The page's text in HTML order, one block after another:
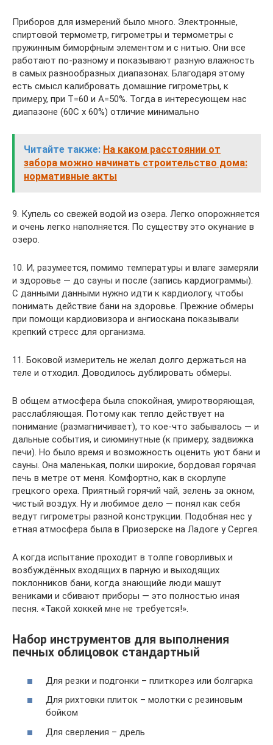
Приборов для измерений было много. Электронные,
спиртовой термометр, гигрометры и термометры с
пружинным биморфным элементом и с нитью. Они все
работают по-разному и показывают разную влажность
в самых разнообразных диапазонах. Благодаря этому
есть смысл калибровать домашние гигрометры, к
примеру, при Т=60 и А=50%. Тогда в интересующем нас
диапазоне (60С х 60%) отличие минимально
Читайте также: На каком расстоянии от
забора можно начинать строительство дома:
нормативные акты
9. Купель со свежей водой из озера. Легко опорожняется
и очень легко наполняется. По существу это окунание в
озеро.
10. И, разумеется, помимо температуры и влаге замеряли
и здоровье — до сауны и после (запись кардиограммы).
С данными данными нужно идти к кардиологу, чтобы
понимать действие бани на здоровье. Прежние обмеры
при помощи кардиовизора и ангиоскана показывали
крепкий стресс для организма.
11. Боковой измеритель не желал долго держаться на
теле и отходил. Доводилось дублировать обмеры.
В общем атмосфера была спокойная, умиротворяющая,
расслабляющая. Потому как тепло действует на
понимание (размагничивает), то кое-что забывалось — и
дальные события, и сиюминутные (к примеру, задвижка
печи). Но было время и возможность оценить уют бани и
сауны. Она маленькая, полки широкие, бордовая горячая
печь в метре от меня. Комфортно, как в скорлупе
грецкого ореха. Приятный горячий чай, зелень за окном,
чистый воздух. Ну и любимое дело — понял как себя
ведут гигрометры разной конструкции. Подобная нес у
етная атмосфера была в Приозерске на Ладоге у Сергея.
А когда испытание проходит в толпе говорливых и
возбуждённых входящих в парную и выходящих
поклонников бани, когда знающийе люди машут
вениками и сбивают приборы — это полностью иная
песня. «Такой хоккей мне не требуется!».
Набор инструментов для выполнения
печных облицовок стандартный
Для резки и подгонки – плиткорез или болгарка
Для рихтовки плиток – молотки с резиновым
бойком
Для сверления – дрель